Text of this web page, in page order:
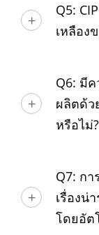
Q5:
เหลือง
Q6: มี
ผลิตด้ว
หรือไม่?
Q7: ก
เรื่องน่
โดยอัต